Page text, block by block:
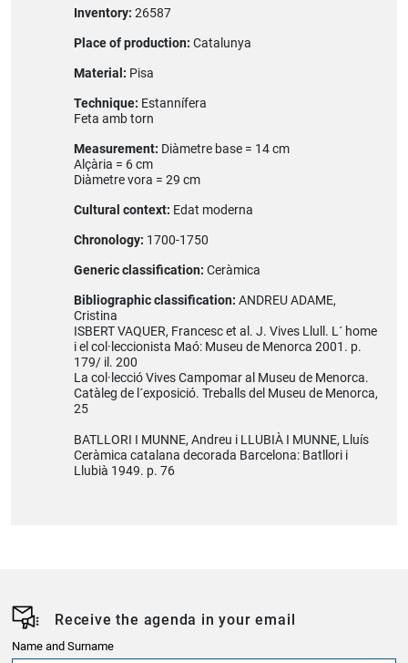
Inventory: 26587
Place of production: Catalunya
Material: Pisa
Technique: Estannífera
Feta amb torn
Measurement: Diàmetre base = 14 cm
Alçària = 6 cm
Diàmetre vora = 29 cm
Cultural context: Edat moderna
Chronology: 1700-1750
Generic classification: Ceràmica
Bibliographic classification: ANDREU ADAME,
Cristina
ISBERT VAQUER, Francesc et al. J. Vives Llull. L´ home
i el col·leccionista Maó: Museu de Menorca 2001. p.
179/ il. 200
La col·lecció Vives Campomar al Museu de Menorca.
Catàleg de l´exposició. Treballs del Museu de Menorca,
25
BATLLORI I MUNNE, Andreu i LLUBIÀ I MUNNE, Lluís
Ceràmica catalana decorada Barcelona: Batllori i
Llubià 1949. p. 76
Receive the agenda in your email
Name and Surname